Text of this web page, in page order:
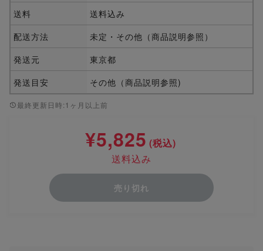
送料
送料込み
配送方法
未定・その他（商品説明参照）
発送元
東京都
発送目安
その他（商品説明参照)
最終更新日時:1ヶ月以上前
¥5,825 (税込)
送料込み
売り切れ